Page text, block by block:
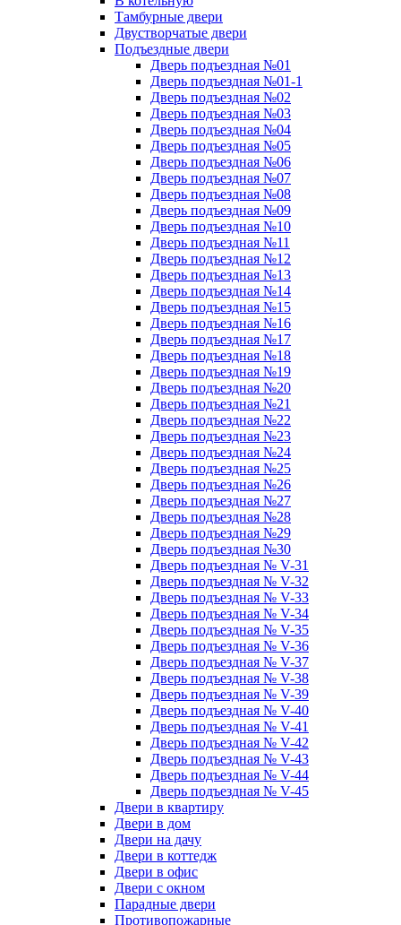
Тамбурные двери
Двустворчатые двери
Подъездные двери
Дверь подъездная №01
Дверь подъездная №01-1
Дверь подъездная №02
Дверь подъездная №03
Дверь подъездная №04
Дверь подъездная №05
Дверь подъездная №06
Дверь подъездная №07
Дверь подъездная №08
Дверь подъездная №09
Дверь подъездная №10
Дверь подъездная №11
Дверь подъездная №12
Дверь подъездная №13
Дверь подъездная №14
Дверь подъездная №15
Дверь подъездная №16
Дверь подъездная №17
Дверь подъездная №18
Дверь подъездная №19
Дверь подъездная №20
Дверь подъездная №21
Дверь подъездная №22
Дверь подъездная №23
Дверь подъездная №24
Дверь подъездная №25
Дверь подъездная №26
Дверь подъездная №27
Дверь подъездная №28
Дверь подъездная №29
Дверь подъездная №30
Дверь подъездная № V-31
Дверь подъездная № V-32
Дверь подъездная № V-33
Дверь подъездная № V-34
Дверь подъездная № V-35
Дверь подъездная № V-36
Дверь подъездная № V-37
Дверь подъездная № V-38
Дверь подъездная № V-39
Дверь подъездная № V-40
Дверь подъездная № V-41
Дверь подъездная № V-42
Дверь подъездная № V-43
Дверь подъездная № V-44
Дверь подъездная № V-45
Двери в квартиру
Двери в дом
Двери на дачу
Двери в коттедж
Двери в офис
Двери с окном
Парадные двери
Противопожарные